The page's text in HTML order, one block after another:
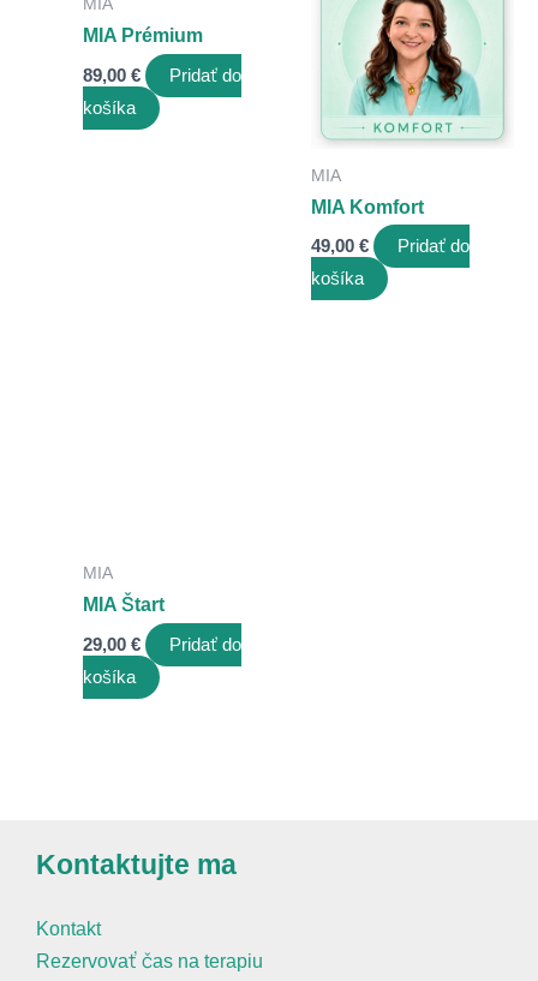
MIA
MIA Prémium
89,00€
Pridať do
košíka
MIA
MIA Komfort
49,00 €
Pridať do
košíka
MIA
MIA Štart
29,00€
Pridať do
košíka
Kontaktujte ma
Kontakt
Rezervovať čas na terapiu